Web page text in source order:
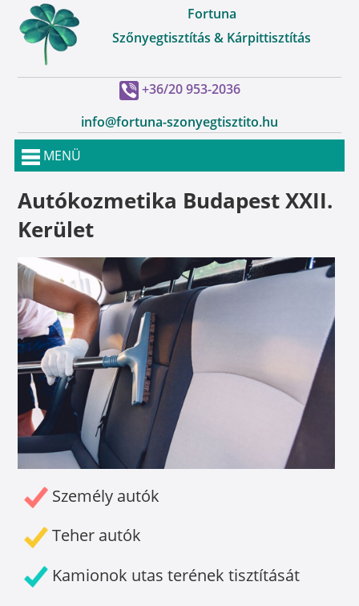
Fortuna
Szőnyegtisztítás & Kárpittisztítás
+36/20 953-2036
info@fortuna-szonyegtisztito.hu
MENÜ
Autókozmetika Budapest XXII.
Kerület
Személy autók
Teher autók
Kamionok utas terének tisztítását